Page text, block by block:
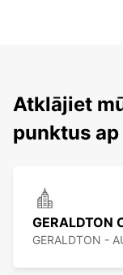
Atklājiet
punktus
GERALDTON
GERALDTON -